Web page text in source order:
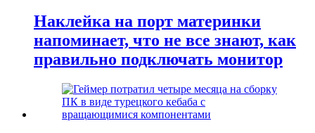
Наклейка на порт материнки
напоминает, что не все знают, как
правильно подключать монитор